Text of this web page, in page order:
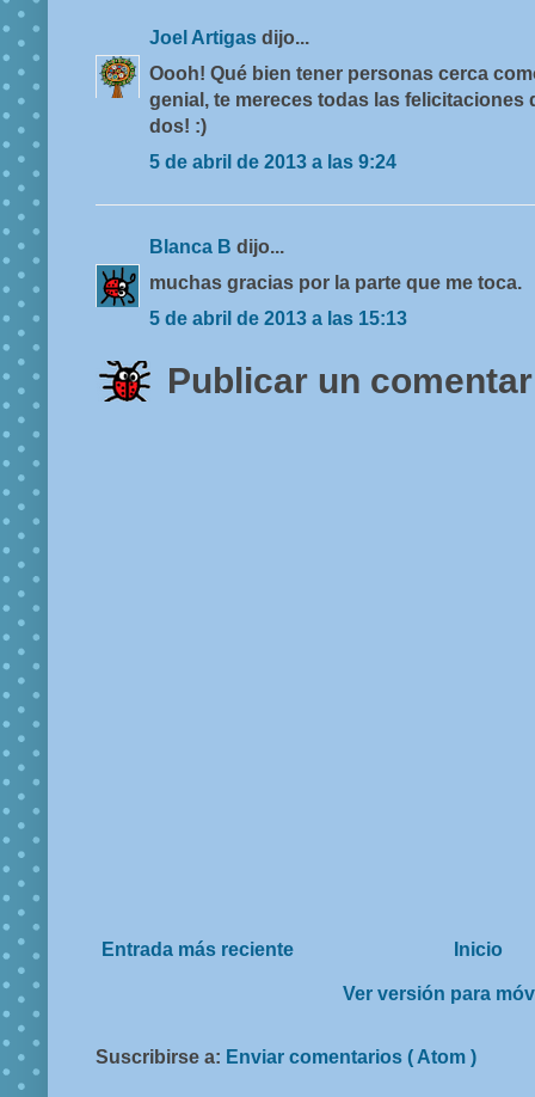
Joel Artigas dijo...
Oooh! Qué bien tener personas cerca
genial, te mereces todas las felicitaciones
dos! :)
5 de abril de 2013 a las 9:24
Blanca B dijo...
muchas gracias por la parte que me toca.
5 de abril de 2013 a las 15:13
Publicar un
Entrada más reciente Inicio
Ver versión para
Suscribirse a: Enviar comentarios ( Atom )